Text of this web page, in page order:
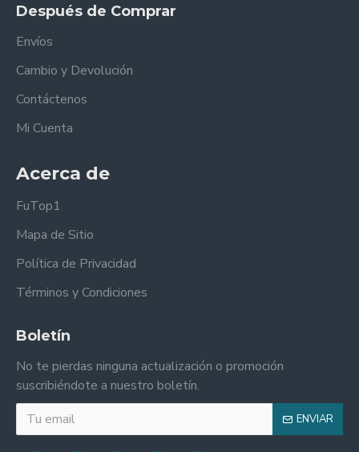
Después de Comprar
Envíos
Cambio y Devolución
Contáctenos
Mi Cuenta
Acerca de
FuTop1
Mapa de Sitio
Política de Privacidad
Términos y Condiciones
Boletín
No te pierdas ninguna actualización o promoción
suscribiéndote a nuestro boletín.
ENVIAR